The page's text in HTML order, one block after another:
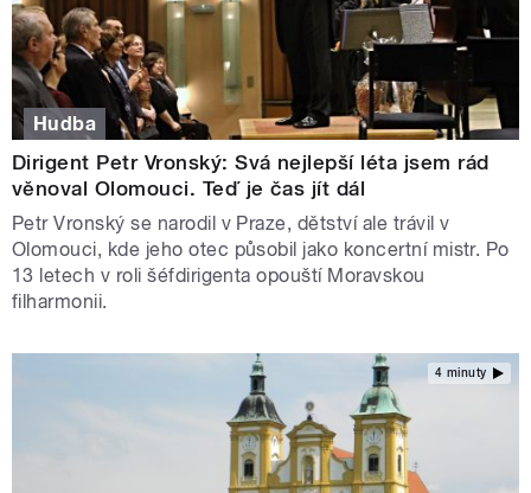
Hudba
Dirigent Petr Vronský: Svá nejlepší léta jsem rád
věnoval Olomouci. Teď je čas jít dál
Petr Vronský se narodil v Praze, dětství ale trávil v
Olomouci, kde jeho otec působil jako koncertní mistr. Po
13 letech v roli šéfdirigenta opouští Moravskou
filharmonii.
4 minuty